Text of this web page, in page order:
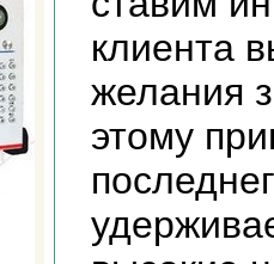
клиента
желания
этому